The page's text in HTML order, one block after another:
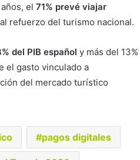
el 71% prevé viajar
refuerzo del turismo nacional.
del PIB español y más del 13%
el gasto vinculado a
del mercado turístico
pagos digitales